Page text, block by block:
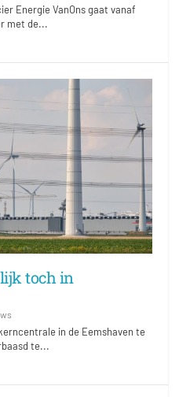
Energie VanOns gaat vanaf
met de...
toch in
in de Eemshaven te
te...